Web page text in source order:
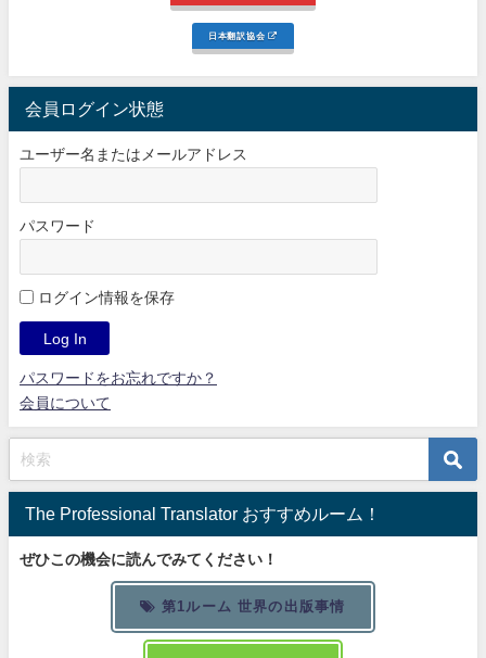
日本翻訳協会
会員ログイン状態
ユーザー名またはメールアドレス
パスワード
ログイン情報を保存
パスワードをお忘れですか？
会員について
The Professional Translator おすすめルーム！
ぜひこの機会に読んでみてください！
第1ルーム 世界の出版事情